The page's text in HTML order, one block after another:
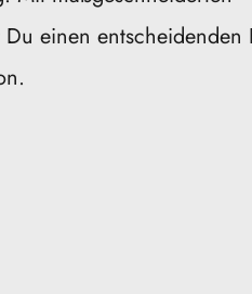
einen entscheidenden